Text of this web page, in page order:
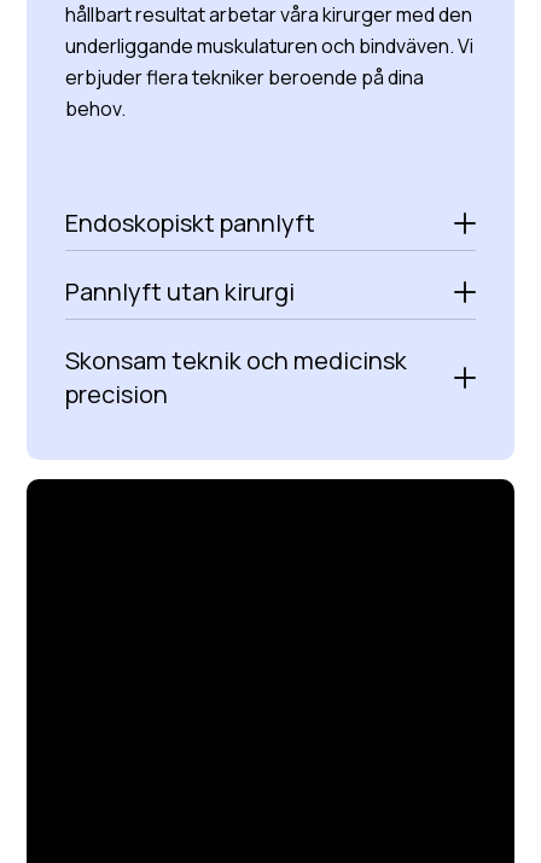
hållbart resultat arbetar våra kirurger med den
underliggande muskulaturen och bindväven. Vi
erbjuder flera tekniker beroende på dina
behov.
Endoskopiskt pannlyft
Pannlyft utan kirurgi
Skonsam teknik och medicinsk
precision